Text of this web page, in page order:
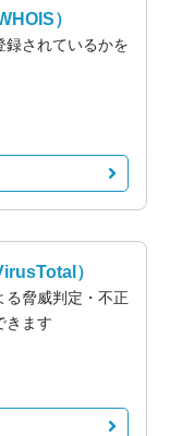
）
録されているかを
）
る脅威判定・不正
きます